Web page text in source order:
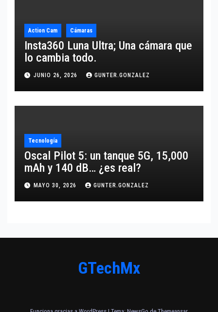
Action Cam Cámaras
Insta360 Luna Ultra; Una cámara que
lo cambia todo.
JUNIO 26, 2026 GUNTER.GONZALEZ
Tecnología
Oscal Pilot 5: un tanque 5G, 15,000
mAh y 140 dB… ¿es real?
MAYO 30, 2026 GUNTER.GONZALEZ
GTechMx